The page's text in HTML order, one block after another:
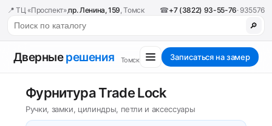
📍 ТЦ «Проспект»,пр. Ленина, 159, Томск ☎+7 (3822) 93-55-76· 935576
🔎
Дверныерешения Томск Записаться на замер
Фурнитура Trade Lock
Ручки, замки, цилиндры, петли и аксессуары